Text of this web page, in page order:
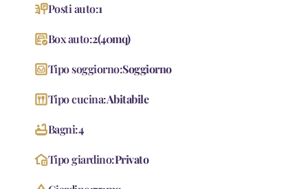
parking_signPosti auto:1
garage_checkBox auto:2(40mq)
livingTipo soggiorno:Soggiorno
diningTipo cucina:Abitabile
bathtubBagni:4
home_and_gardenTipo giardino:Privato